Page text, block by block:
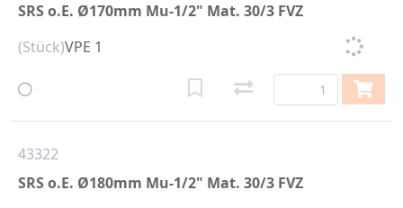
SRS o.E. Ø170mm Mu-1/2" Mat. 30/3 FVZ
(Stück)VPE 1
43322
SRS o.E. Ø180mm Mu-1/2" Mat. 30/3 FVZ